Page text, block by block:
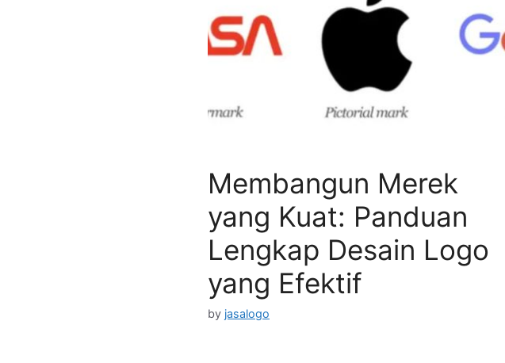
Membangun Merek
yang Kuat: Panduan
Lengkap Desain Logo
yang Efektif
by jasalogo